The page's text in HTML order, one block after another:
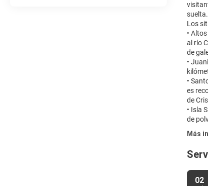
suelta.
Los
•
al río
de
•
•
es
de
• Isla
Más
02